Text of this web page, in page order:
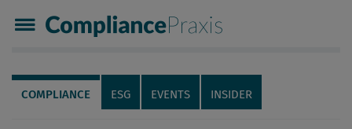
Compliance Praxis
Servicenavigation
Navigation
COMPLIANCE ESG EVENTS INSIDER